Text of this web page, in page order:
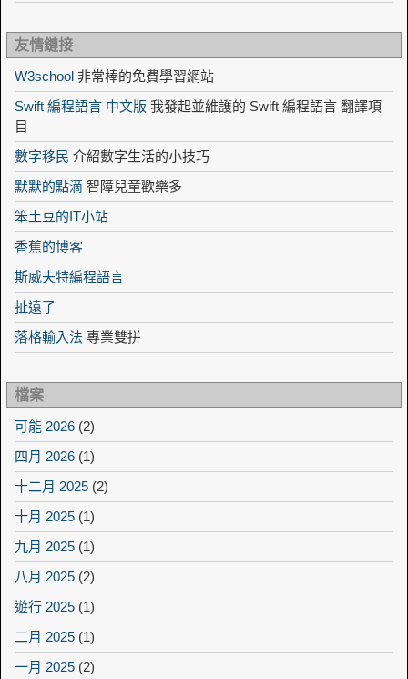
友情鏈接
W3school 非常棒的免費學習網站
Swift 編程語言 中文版 我發起並維護的 Swift 編程語言 翻譯項
目
數字移民 介紹數字生活的小技巧
默默的點滴 智障兒童歡樂多
笨土豆的IT小站
香蕉的博客
斯威夫特編程語言
扯遠了
落格輸入法 專業雙拼
檔案
可能 2026 (2)
四月 2026 (1)
十二月 2025 (2)
十月 2025 (1)
九月 2025 (1)
八月 2025 (2)
遊行 2025 (1)
二月 2025 (1)
一月 2025 (2)